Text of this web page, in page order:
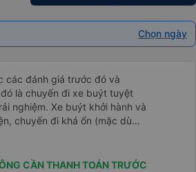
Chọn ngày
các đánh giá trước đó và
là chuyến đi xe buýt tuyệt
nghiệm. Xe buýt khởi hành và
chuyến đi khá ổn (mặc dù
của Việt Nam ^^), và chỗ
CẦN THANH TOÁN TRƯỚC